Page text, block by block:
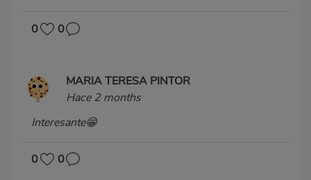
0 0
MARIA TERESA PINTOR
Hace 2 months
Interesante😁
0 0